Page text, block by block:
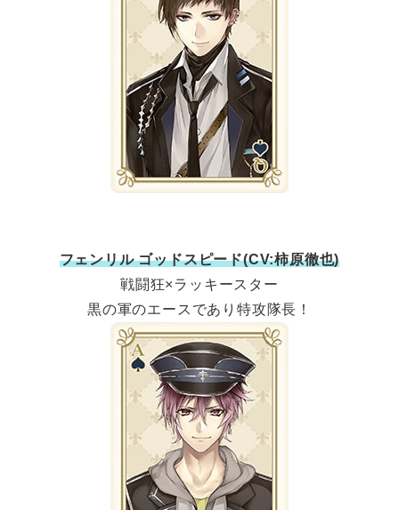
フェンリル ゴッドスピード(CV:柿原徹也)
戦闘狂×ラッキースター
黒の軍のエースであり特攻隊長！